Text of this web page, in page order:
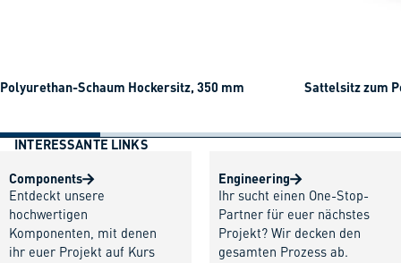
Polyurethan-Schaum Hockersitz, 350 mm Sattelsitz zum
INTERESSANTE LINKS
Components
Entdeckt unsere
hochwertigen
Komponenten, mit denen
ihr euer Projekt auf Kurs
Engineering
Ihr sucht einen One-Stop-
Partner für euer nächstes
Projekt? Wir decken den
gesamten Prozess ab.